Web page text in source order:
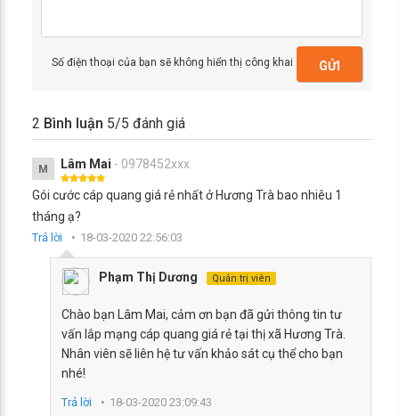
Số điện thoại của bạn sẽ không hiển thị công khai GỬI
2 Bình luận 5/5 đánh giá
M Lâm Mai - 0978452xxx
Gói cước cáp quang giá rẻ nhất ở Hương Trà bao nhiêu 1
tháng ạ?
Trả lời 18-03-2020 22:56:03
Phạm Thị Dương Quản trị viên
Chào bạn Lâm Mai, cảm ơn bạn đã gửi thông tin tư
vấn lắp mạng cáp quang giá rẻ tại thị xã Hương Trà.
Nhân viên sẽ liên hệ tư vấn khảo sát cụ thể cho bạn
nhé!
Trả lời 18-03-2020 23:09:43